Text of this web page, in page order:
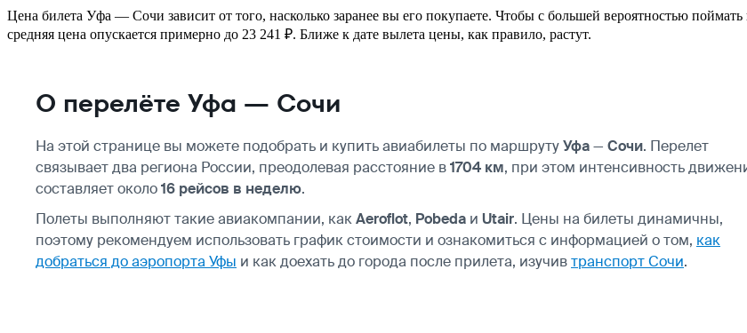
Цена билета Уфа — Сочи зависит от того, насколько заранее вы его покупаете. Чтобы с большей вероятностью
средняя цена опускается примерно до 23 241 ₽. Ближе к дате вылета цены, как правило, растут.
О перелёте Уфа — Сочи
На этой странице вы можете подобрать и купить авиабилеты по маршрутуУфа— Сочи. Перелет
связывает два региона России, преодолевая расстояние в1704 км, при этом интенсивность
составляет около16 рейсов в неделю.
Полеты выполняют такие авиакомпании, какAeroflot, Pobeda и Utair. Цены на билеты динамичны,
поэтому рекомендуем использовать график стоимости и ознакомиться с информацией о том, как
добраться до аэропорта Уфы и как доехать до города после прилета, изучивтранспорт Сочи.